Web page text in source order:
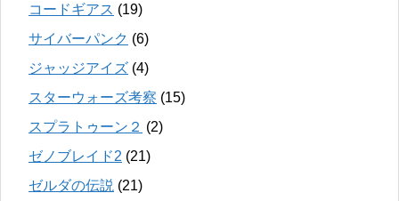
コードギアス (19)
サイバーパンク (6)
ジャッジアイズ (4)
スターウォーズ考察 (15)
スプラトゥーン２ (2)
ゼノブレイド2 (21)
ゼルダの伝説 (21)